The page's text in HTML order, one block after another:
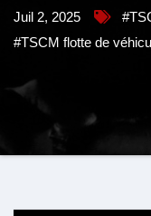
Juil 2, 2025
#TSCM flotte de